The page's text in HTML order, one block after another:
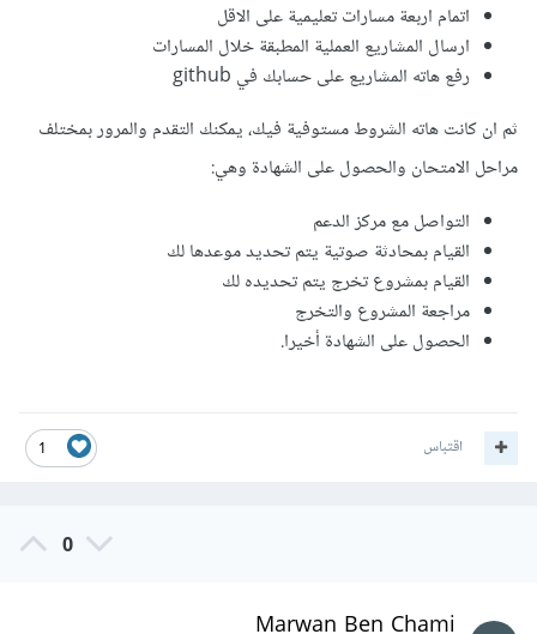
اتمام اربعة مسارات تعليمية على الاقل
ارسال المشاريع العملية المطبقة خلال المسارات
رفع هاته المشاريع على حسابك في github
ثم ان كانت هاته الشروط مستوفية فيك، يمكنك التقدم والمرور بمختلف
مراحل الامتحان والحصول على الشهادة وهي:
التواصل مع مركز الدعم
القيام بمحادثة صوتية يتم تحديد موعدها لك
القيام بمشروع تخرج يتم تحديده لك
مراجعة المشروع والتخرج
الحصول على الشهادة أخيرا.
1 اقتباس
0
Marwan Ben Chami